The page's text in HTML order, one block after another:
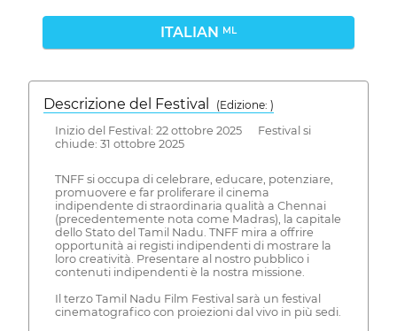
ITALIAN ML
Descrizione del Festival
( Edizione: )
Inizio del Festival: 22 ottobre 2025 Festival si
chiude: 31 ottobre 2025
TNFF si occupa di celebrare, educare, potenziare,
promuovere e far proliferare il cinema
indipendente di straordinaria qualità a Chennai
(precedentemente nota come Madras), la capitale
dello Stato del Tamil Nadu. TNFF mira a offrire
opportunità ai registi indipendenti di mostrare la
loro creatività. Presentare al nostro pubblico i
contenuti indipendenti è la nostra missione.
Il terzo Tamil Nadu Film Festival sarà un festival
cinematografico con proiezioni dal vivo in più sedi.